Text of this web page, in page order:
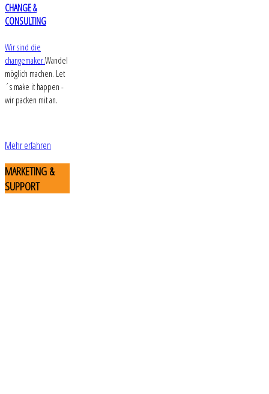
CHANGE &
CONSULTING
Wir sind die
changemaker.Wandel
möglich machen. Let
´s make it happen -
wir packen mit an.
Mehr erfahren
MARKETING &
SUPPORT